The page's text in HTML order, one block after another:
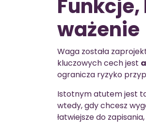
ważenie
Waga została
kluczowych cech jest
ogranicza ryzyko
Istotnym atutem jest
wtedy, gdy chcesz
łatwiejsze do